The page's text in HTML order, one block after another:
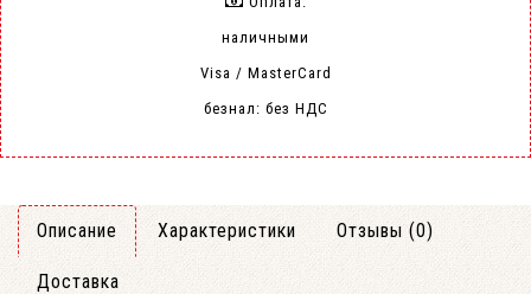
наличными
Visa / MasterCard
безнал: без НДС
Описание Характеристики Отзывы (0)
Доставка